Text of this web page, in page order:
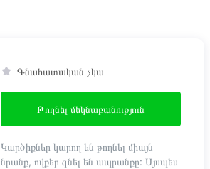
Գնահատական չկա
Թողնել մեկնաբանություն
Կարծիքներ կարող են թողնել միայն
նրանք, ովքեր գնել են ապրանքը: Այսպես